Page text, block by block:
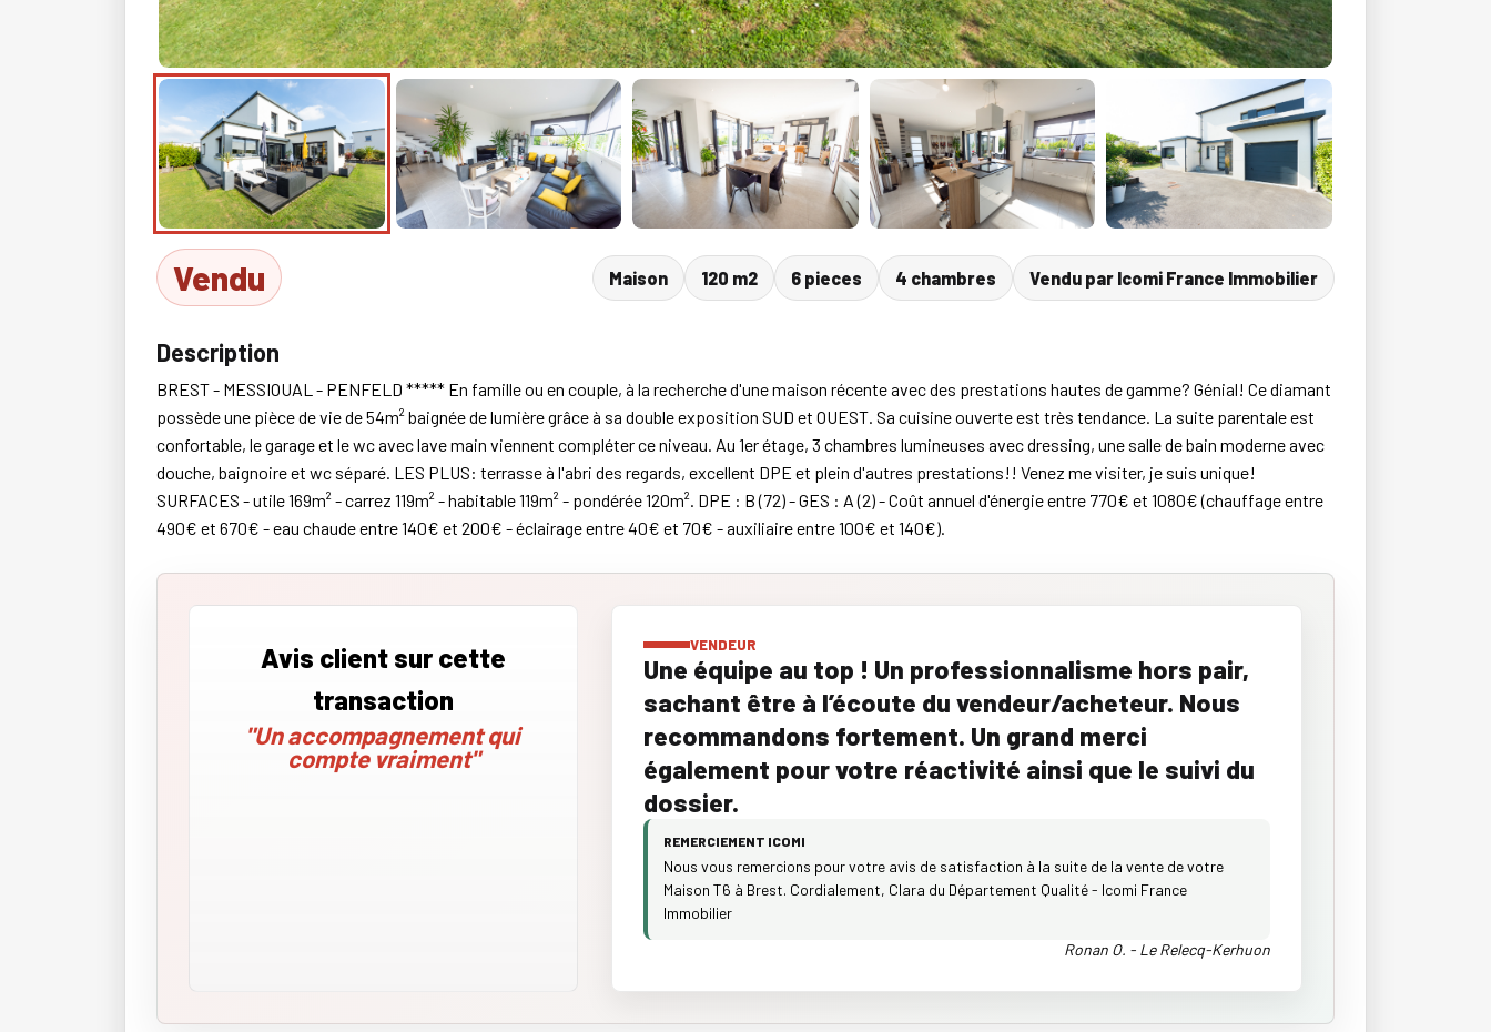
Vendu Maison 120 m2 6 pieces 4 chambres Vendu par Icomi France Immobilier
Description
BREST - MESSIOUAL - PENFELD ***** En famille ou en couple, à la recherche d'une maison récente avec des prestations hautes de gamme? Génial! Ce diamant
possède une pièce de vie de 54m² baignée de lumière grâce à sa double exposition SUD et OUEST. Sa cuisine ouverte est très tendance. La suite parentale est
confortable, le garage et le wc avec lave main viennent compléter ce niveau. Au 1er étage, 3 chambres lumineuses avec dressing, une salle de bain moderne avec
douche, baignoire et wc séparé. LES PLUS: terrasse à l'abri des regards, excellent DPE et plein d'autres prestations!! Venez me visiter, je suis unique!
SURFACES - utile 169m² - carrez 119m² - habitable 119m² - pondérée 120m². DPE : B (72) - GES : A (2) - Coût annuel d'énergie entre 770€ et 1080€ (chauffage entre
490€ et 670€ - eau chaude entre 140€ et 200€ - éclairage entre 40€ et 70€ - auxiliaire entre 100€ et 140€).
Avis client sur cette
transaction
"Un accompagnement qui
compte vraiment"
VENDEUR
Une équipe au top ! Un professionnalisme hors pair,
sachant être à l’écoute du vendeur/acheteur. Nous
recommandons fortement. Un grand merci
également pour votre réactivité ainsi que le suivi du
dossier.
REMERCIEMENT ICOMI
Nous vous remercions pour votre avis de satisfaction à la suite de la vente de votre
Maison T6 à Brest. Cordialement, Clara du Département Qualité - Icomi France
Immobilier
Ronan O. - Le Relecq-Kerhuon